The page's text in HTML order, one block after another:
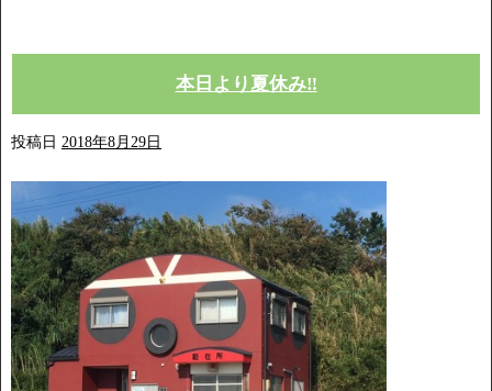
本日より夏休み‼︎
投稿日 2018年8月29日